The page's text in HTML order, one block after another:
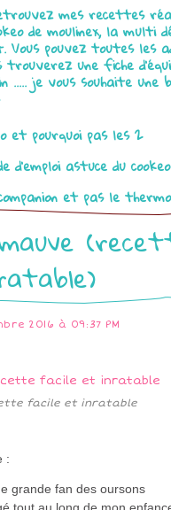
mes recettes
de moulinex, la multi
Vous pouvez toutes les
trouverez une fiche
..... je vous souhaite une
et pourquoi pas les 2
d’emploi astuce du
et pas le
2016 à 09:37 PM
facile et inratable
:
grande fan des oursons